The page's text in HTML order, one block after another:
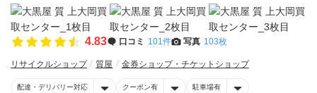
4.83 口コミ 101件 写真 103枚
リサイクルショップ 質屋 金券ショップ・チケットショップ
配達・デリバリー対応 クーポン有 駐車場有